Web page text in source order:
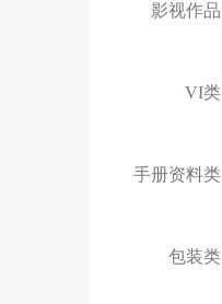
影视作品
VI类
手册资料类
包装类